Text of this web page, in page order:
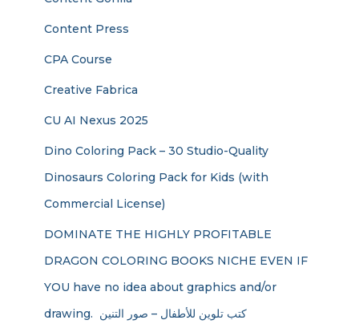
Content Press
CPA Course
Creative Fabrica
CU AI Nexus 2025
Dino Coloring Pack – 30 Studio-Quality
Dinosaurs Coloring Pack for Kids (with
Commercial License)
DOMINATE THE HIGHLY PROFITABLE
DRAGON COLORING BOOKS NICHE EVEN IF
YOU have no idea about graphics and/or
drawing. ​ كتب تلوين للأطفال – صور التنين